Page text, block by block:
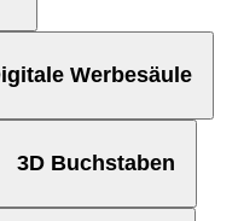
Werbesäule
3D Buchstaben